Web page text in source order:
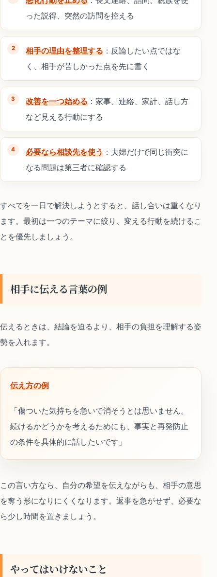
った説得、突然の訪問を控える
相手の理由を整理する ：反論したい点ではな
く、相手が苦しかった点を先に書く
改善を一つ始める ：家事、連絡、家計、話し方
など見える行動にする
必要なら相談先を使う ：夫婦だけで同じ衝突に
なる問題は第三者に確認する
すべてを一日で解決しようとすると、話し合いは重くなり
ます。最初は一つのテーマに絞り、変える行動を続けるこ
とを優先しましょう。
相手に伝える言葉の例
伝えるときは、結論を迫るより、相手の負担を理解する姿
勢を入れます。
伝え方の例
「傷ついた気持ちを急いで消そうとは思いません。
続けるかどうかを考えるためにも、事実と再発防止
の条件を具体的に話したいです」
この言い方なら、自分の希望を伝えながらも、相手の意思
を奪う形になりにくくなります。返事を急がせず、必要な
ら少し時間を置きましょう。
やってはいけないこと